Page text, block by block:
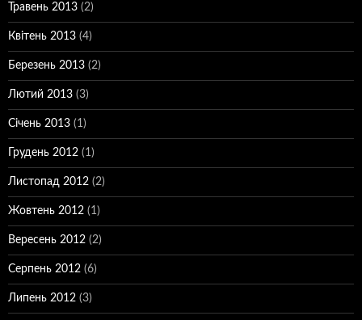
Травень 2013 (2)
Квітень 2013 (4)
Березень 2013 (2)
Лютий 2013 (3)
Січень 2013 (1)
Грудень 2012 (1)
Листопад 2012 (2)
Жовтень 2012 (1)
Вересень 2012 (2)
Серпень 2012 (6)
Липень 2012 (3)